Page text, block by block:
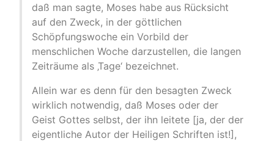
daß man sagte, Moses habe aus Rücksicht
auf den Zweck, in der göttlichen
Schöpfungswoche ein Vorbild der
menschlichen Woche darzustellen, die langen
Zeiträume als ‚Tage‘ bezeichnet.
Allein war es denn für den besagten Zweck
wirklich notwendig, daß Moses oder der
Geist Gottes selbst, der ihn leitete [ja, der der
eigentliche Autor der Heiligen Schriften ist!],